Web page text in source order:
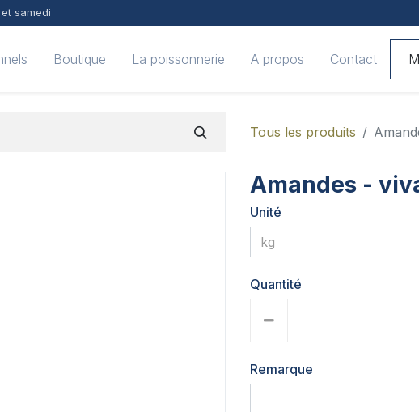
samedi
Boutique La poissonnerie A propos Contact
Tous les produits
Amandes -
Unité
Quantité
Remarque